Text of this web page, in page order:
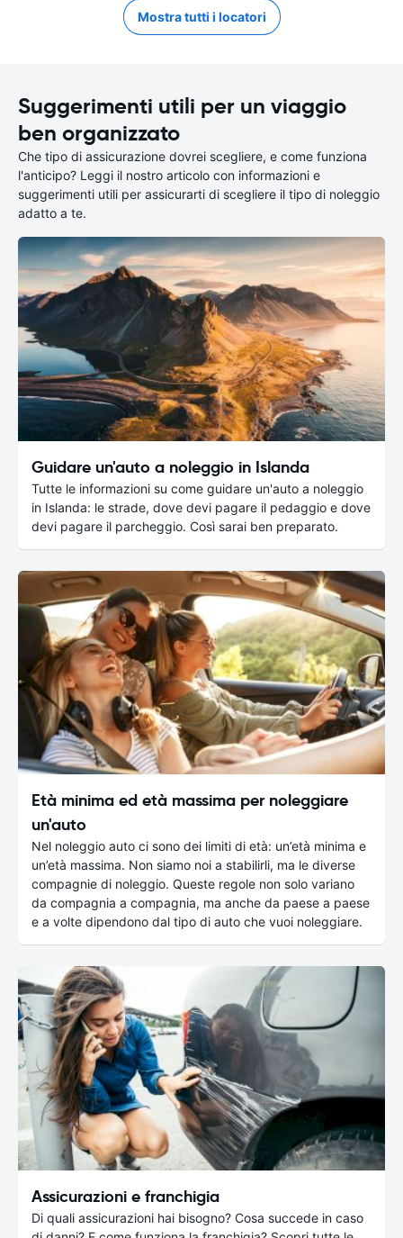
Mostra tutti i locatori
Suggerimenti utili per un viaggio
ben organizzato
Che tipo di assicurazione dovrei scegliere, e come funziona
l'anticipo? Leggi il nostro articolo con informazioni e
suggerimenti utili per assicurarti di scegliere il tipo di noleggio
adatto a te.
Guidare un'auto a noleggio in Islanda
Tutte le informazioni su come guidare un'auto a noleggio
in Islanda: le strade, dove devi pagare il pedaggio e dove
devi pagare il parcheggio. Così sarai ben preparato.
Età minima ed età massima per noleggiare
un'auto
Nel noleggio auto ci sono dei limiti di età: un’età minima e
un’età massima. Non siamo noi a stabilirli, ma le diverse
compagnie di noleggio. Queste regole non solo variano
da compagnia a compagnia, ma anche da paese a paese
e a volte dipendono dal tipo di auto che vuoi noleggiare.
Assicurazioni e franchigia
Di quali assicurazioni hai bisogno? Cosa succede in caso